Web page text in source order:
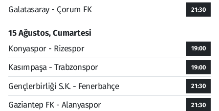
Galatasaray - Çorum FK
21:30
15 Ağustos, Cumartesi
Konyaspor - Rizespor
19:00
Kasımpaşa - Trabzonspor 19:00
Gençlerbirliği S.K. - Fenerbahçe 21:30
Gaziantep FK - Alanyaspor 21:30